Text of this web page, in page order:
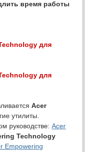
время работы
для
для
Acer
утилиты.
руководстве:Acer
Technology
Empowering